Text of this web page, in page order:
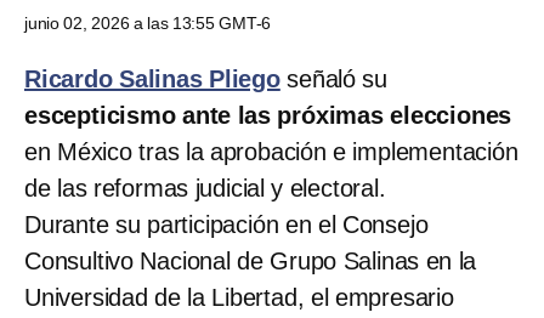
junio 02, 2026 a las 13:55 GMT-6
Ricardo Salinas Pliegoseñaló su
escepticismo ante las próximas elecciones
en México tras la aprobación e implementación
de las reformas judicial y electoral.
Durante su participación en el Consejo
Consultivo Nacional de Grupo Salinas en la
Universidad de la Libertad, el empresario